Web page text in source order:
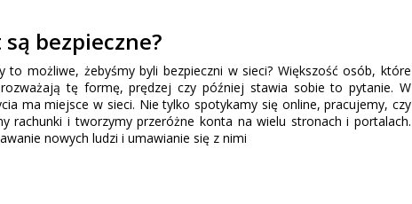
bezpieczne?
to możliwe, żebyśmy byli bezpieczni w sieci? Większość osób, które
tę formę, prędzej czy później stawia sobie to pytanie. W
ma miejsce w sieci. Nie tylko spotykamy się online, pracujemy, czy
rachunki i tworzymy przeróżne konta na wielu stronach i portalach.
nowych ludzi i umawianie się z nimi